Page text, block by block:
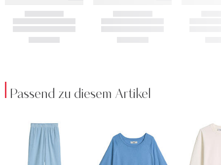
Passend zu diesem Artikel